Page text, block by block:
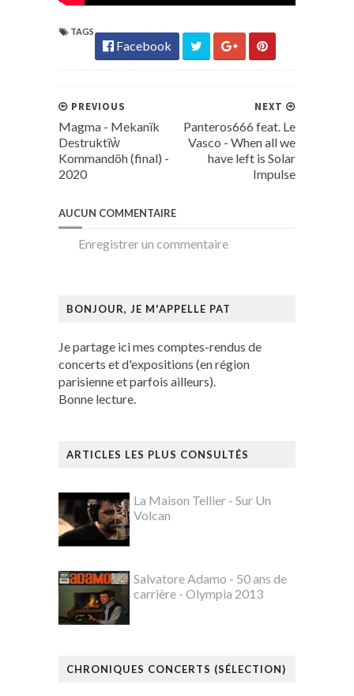
TAGS
Facebook
NEXT
Panteros666 feat. Le
Vasco - When all we
have left is Solar
Impulse
PREVIOUS
Magma - Mekanïk
Destruktïẁ
Kommandöh (final) -
2020
AUCUN COMMENTAIRE
Enregistrer un commentaire
BONJOUR, JE M'APPELLE PAT
Je partage ici mes comptes-rendus de
concerts et d'expositions (en région
parisienne et parfois ailleurs).
Bonne lecture.
ARTICLES LES PLUS CONSULTÉS
La Maison Tellier - Sur Un
Volcan
Salvatore Adamo - 50 ans de
carrière - Olympia 2013
CHRONIQUES CONCERTS (SÉLECTION)